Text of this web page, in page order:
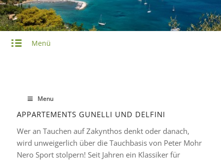
Menü
Menu
APPARTEMENTS GUNELLI UND DELFINI
Wer an Tauchen auf Zakynthos denkt oder danach,
wird unweigerlich über die Tauchbasis von Peter Mohr
Nero Sport stolpern! Seit Jahren ein Klassiker für